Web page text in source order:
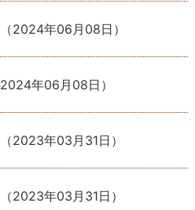
（2024年06月08日 ）
2024年06月08日 ）
（2023年03月31日 ）
（2023年03月31日 ）